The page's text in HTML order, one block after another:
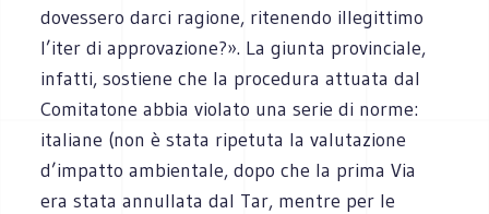
dovessero darci ragione, ritenendo illegittimo
l’iter di approvazione?». La giunta provinciale,
infatti, sostiene che la procedura attuata dal
Comitatone abbia violato una serie di norme:
italiane (non è stata ripetuta la valutazione
d’impatto ambientale, dopo che la prima Via
era stata annullata dal Tar, mentre per le